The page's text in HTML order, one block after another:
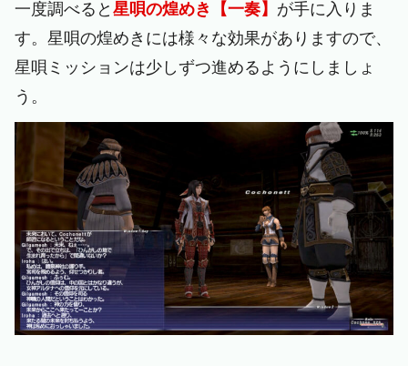
一度調べると 星唄の煌めき【一奏】 が手に入りま
す。星唄の煌めきには様々な効果がありますので、
星唄ミッションは少しずつ進めるようにしましょ
う。